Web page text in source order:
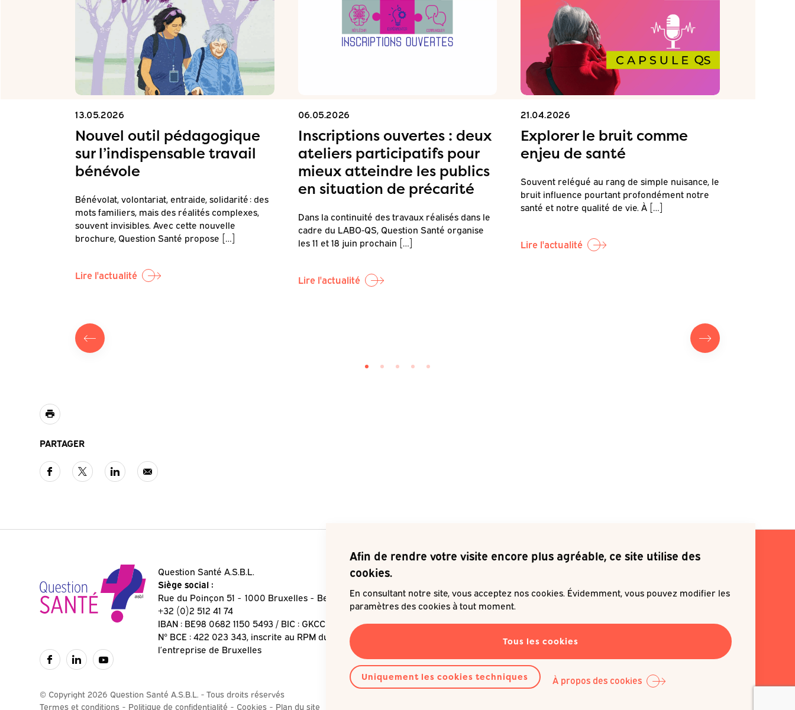
13.05.2026
Nouvel outil pédagogique
sur l’indispensable travail
bénévole
Bénévolat, volontariat, entraide, solidarité : des
mots familiers, mais des réalités complexes,
souvent invisibles. Avec cette nouvelle
brochure, Question Santé propose […]
Lire l'actualité
06.05.2026
Inscriptions ouvertes : deux
ateliers participatifs pour
mieux atteindre les publics
en situation de précarité
Dans la continuité des travaux réalisés dans le
cadre du LABO-QS, Question Santé organise
les 11 et 18 juin prochain […]
Lire l'actualité
21.04.2026
Explorer le bruit comme
enjeu de santé
Souvent relégué au rang de simple nuisance, le
bruit influence pourtant profondément notre
santé et notre qualité de vie. À […]
Lire l'actualité
PARTAGER
Question Santé A.S.B.L.
Siège social :
Rue du Poinçon 51
1000 Bruxelles
Belgique
+32 (0)2 512 41 74
IBAN : BE98 0682 1150 5493 / BIC : GKCCBEBB
N° BCE : 422 023 343, inscrite au RPM du Tribunal de
l’entreprise de Bruxelles
© Copyright 2026 Question Santé A.S.B.L. - Tous droits réservés
Termes et conditions
Politique de confidentialité Cookies Plan du site
Je souhaite m'inscrire à une newsletter
Afin de rendre votre visite encore plus agréable, ce site utilise des
cookies.
En consultant notre site, vous acceptez nos cookies. Évidemment, vous pouvez modifier les
paramètres des cookies à tout moment.
Tous les cookies
Uniquement les cookies techniques À propos des cookies